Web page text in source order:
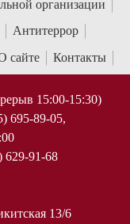
организации
Антитеррор
сайте Контакты
15:00-15:30)
695-89-05,
629-91-68
13/6